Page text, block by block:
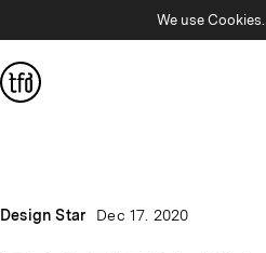
We use Cookies.
Design Star Dec 17. 2020